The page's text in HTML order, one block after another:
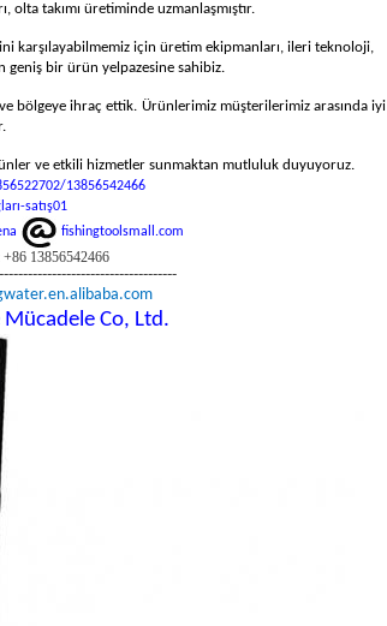
olta takımı üretiminde uzmanlaşmıştır.
karşılayabilmemiz için üretim ekipmanları, ileri teknoloji,
geniş bir ürün yelpazesine sahibiz.
bölgeye ihraç ettik. Ürünlerimiz müşterilerimiz arasında iyi
ve etkili hizmetler sunmaktan mutluluk duyuyoruz.
13856542466
satış01
fishingtoolsmall.com
13856542466
Mücadele Co, Ltd.